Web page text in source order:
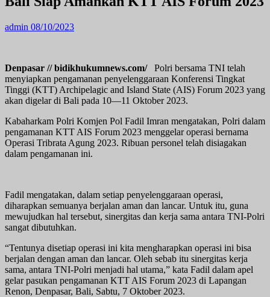
admin 08/10/2023
Denpasar // bidikhukumnews.com/ Polri bersama TNI telah
menyiapkan pengamanan penyelenggaraan Konferensi Tingkat
Tinggi (KTT) Archipelagic and Island State (AIS) Forum 2023 yang
akan digelar di Bali pada 10—11 Oktober 2023.
Kabaharkam Polri Komjen Pol Fadil Imran mengatakan, Polri dalam
pengamanan KTT AIS Forum 2023 menggelar operasi bernama
Operasi Tribrata Agung 2023. Ribuan personel telah disiagakan
dalam pengamanan ini.
Fadil mengatakan, dalam setiap penyelenggaraan operasi,
diharapkan semuanya berjalan aman dan lancar. Untuk itu, guna
mewujudkan hal tersebut, sinergitas dan kerja sama antara TNI-Polri
sangat dibutuhkan.
“Tentunya disetiap operasi ini kita mengharapkan operasi ini bisa
berjalan dengan aman dan lancar. Oleh sebab itu sinergitas kerja
sama, antara TNI-Polri menjadi hal utama,” kata Fadil dalam apel
gelar pasukan pengamanan KTT AIS Forum 2023 di Lapangan
Renon, Denpasar, Bali, Sabtu, 7 Oktober 2023.